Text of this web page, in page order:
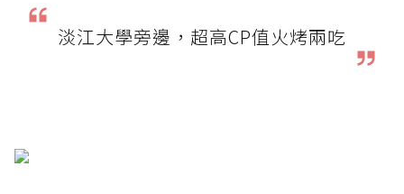
淡江大學旁邊，超高CP值火烤兩吃